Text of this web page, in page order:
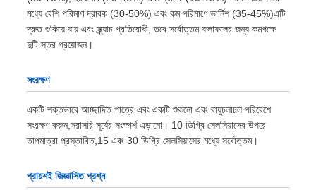
মধ্যে বেশি পরিমাণ দ্রাবক (30-50%) এবং কম পরিমাণে ভার্নিশ (35-45%)এটি
দ্রুত শুকিয়ে যায় এবং স্ক্র্যাচ প্রতিরোধী, তবে সর্বোত্তম ফলাফলের জন্য কমপক্ষে
দুটি স্তর প্রয়োজন।
সংরক্ষণ
একটি শক্তভাবে আচ্ছাদিত পাত্রে এবং একটি শুকনো এবং বায়ুচলাচল পরিবেশে
সংরক্ষণ করুন,সরাসরি সূর্যের সংস্পর্শ এড়ানো। 10 ডিগ্রি সেলসিয়াসের উপরে
তাপমাত্রা প্রস্তাবিত,15 এবং 30 ডিগ্রি সেলসিয়াসের মধ্যে সর্বোত্তম।
প্রায়শই জিজ্ঞাসিত প্রশ্ন